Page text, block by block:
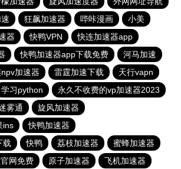
狂飙加速器 哔咔漫画
小美
器 快鸭VPN
快连加速器app
快鸭加速器app下载免费
河马加速
加速器 雷霆加速下载
天行vapn
学习python
永久不收费的vp加速器2023
雾通
旋风加速器
ins
快鸭加速器
载
快鸭 荔枝加速器
蜜蜂加速器
网免费
原子加速器 飞机加速器